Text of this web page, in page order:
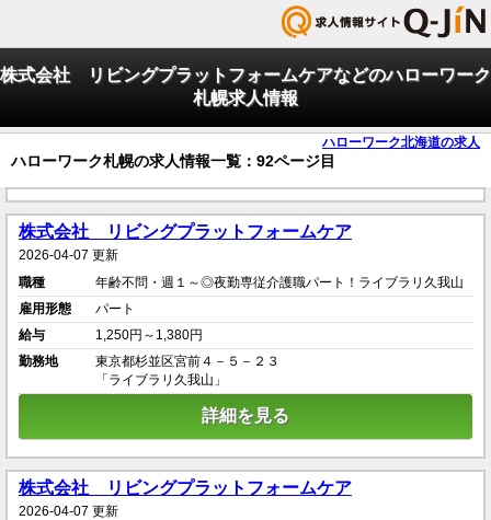
株式会社 リビングプラットフォームケアなどのハローワーク
札幌求人情報
ハローワーク北海道の求人
ハローワーク札幌の求人情報一覧：92ページ目
株式会社 リビングプラットフォームケア
2026-04-07 更新
職種
年齢不問・週１～◎夜勤専従介護職パート！ライブラリ久我山
雇用形態
パート
給与
1,250円～1,380円
勤務地
東京都杉並区宮前４－５－２３
「ライブラリ久我山」
詳細を見る
株式会社 リビングプラットフォームケア
2026-04-07 更新